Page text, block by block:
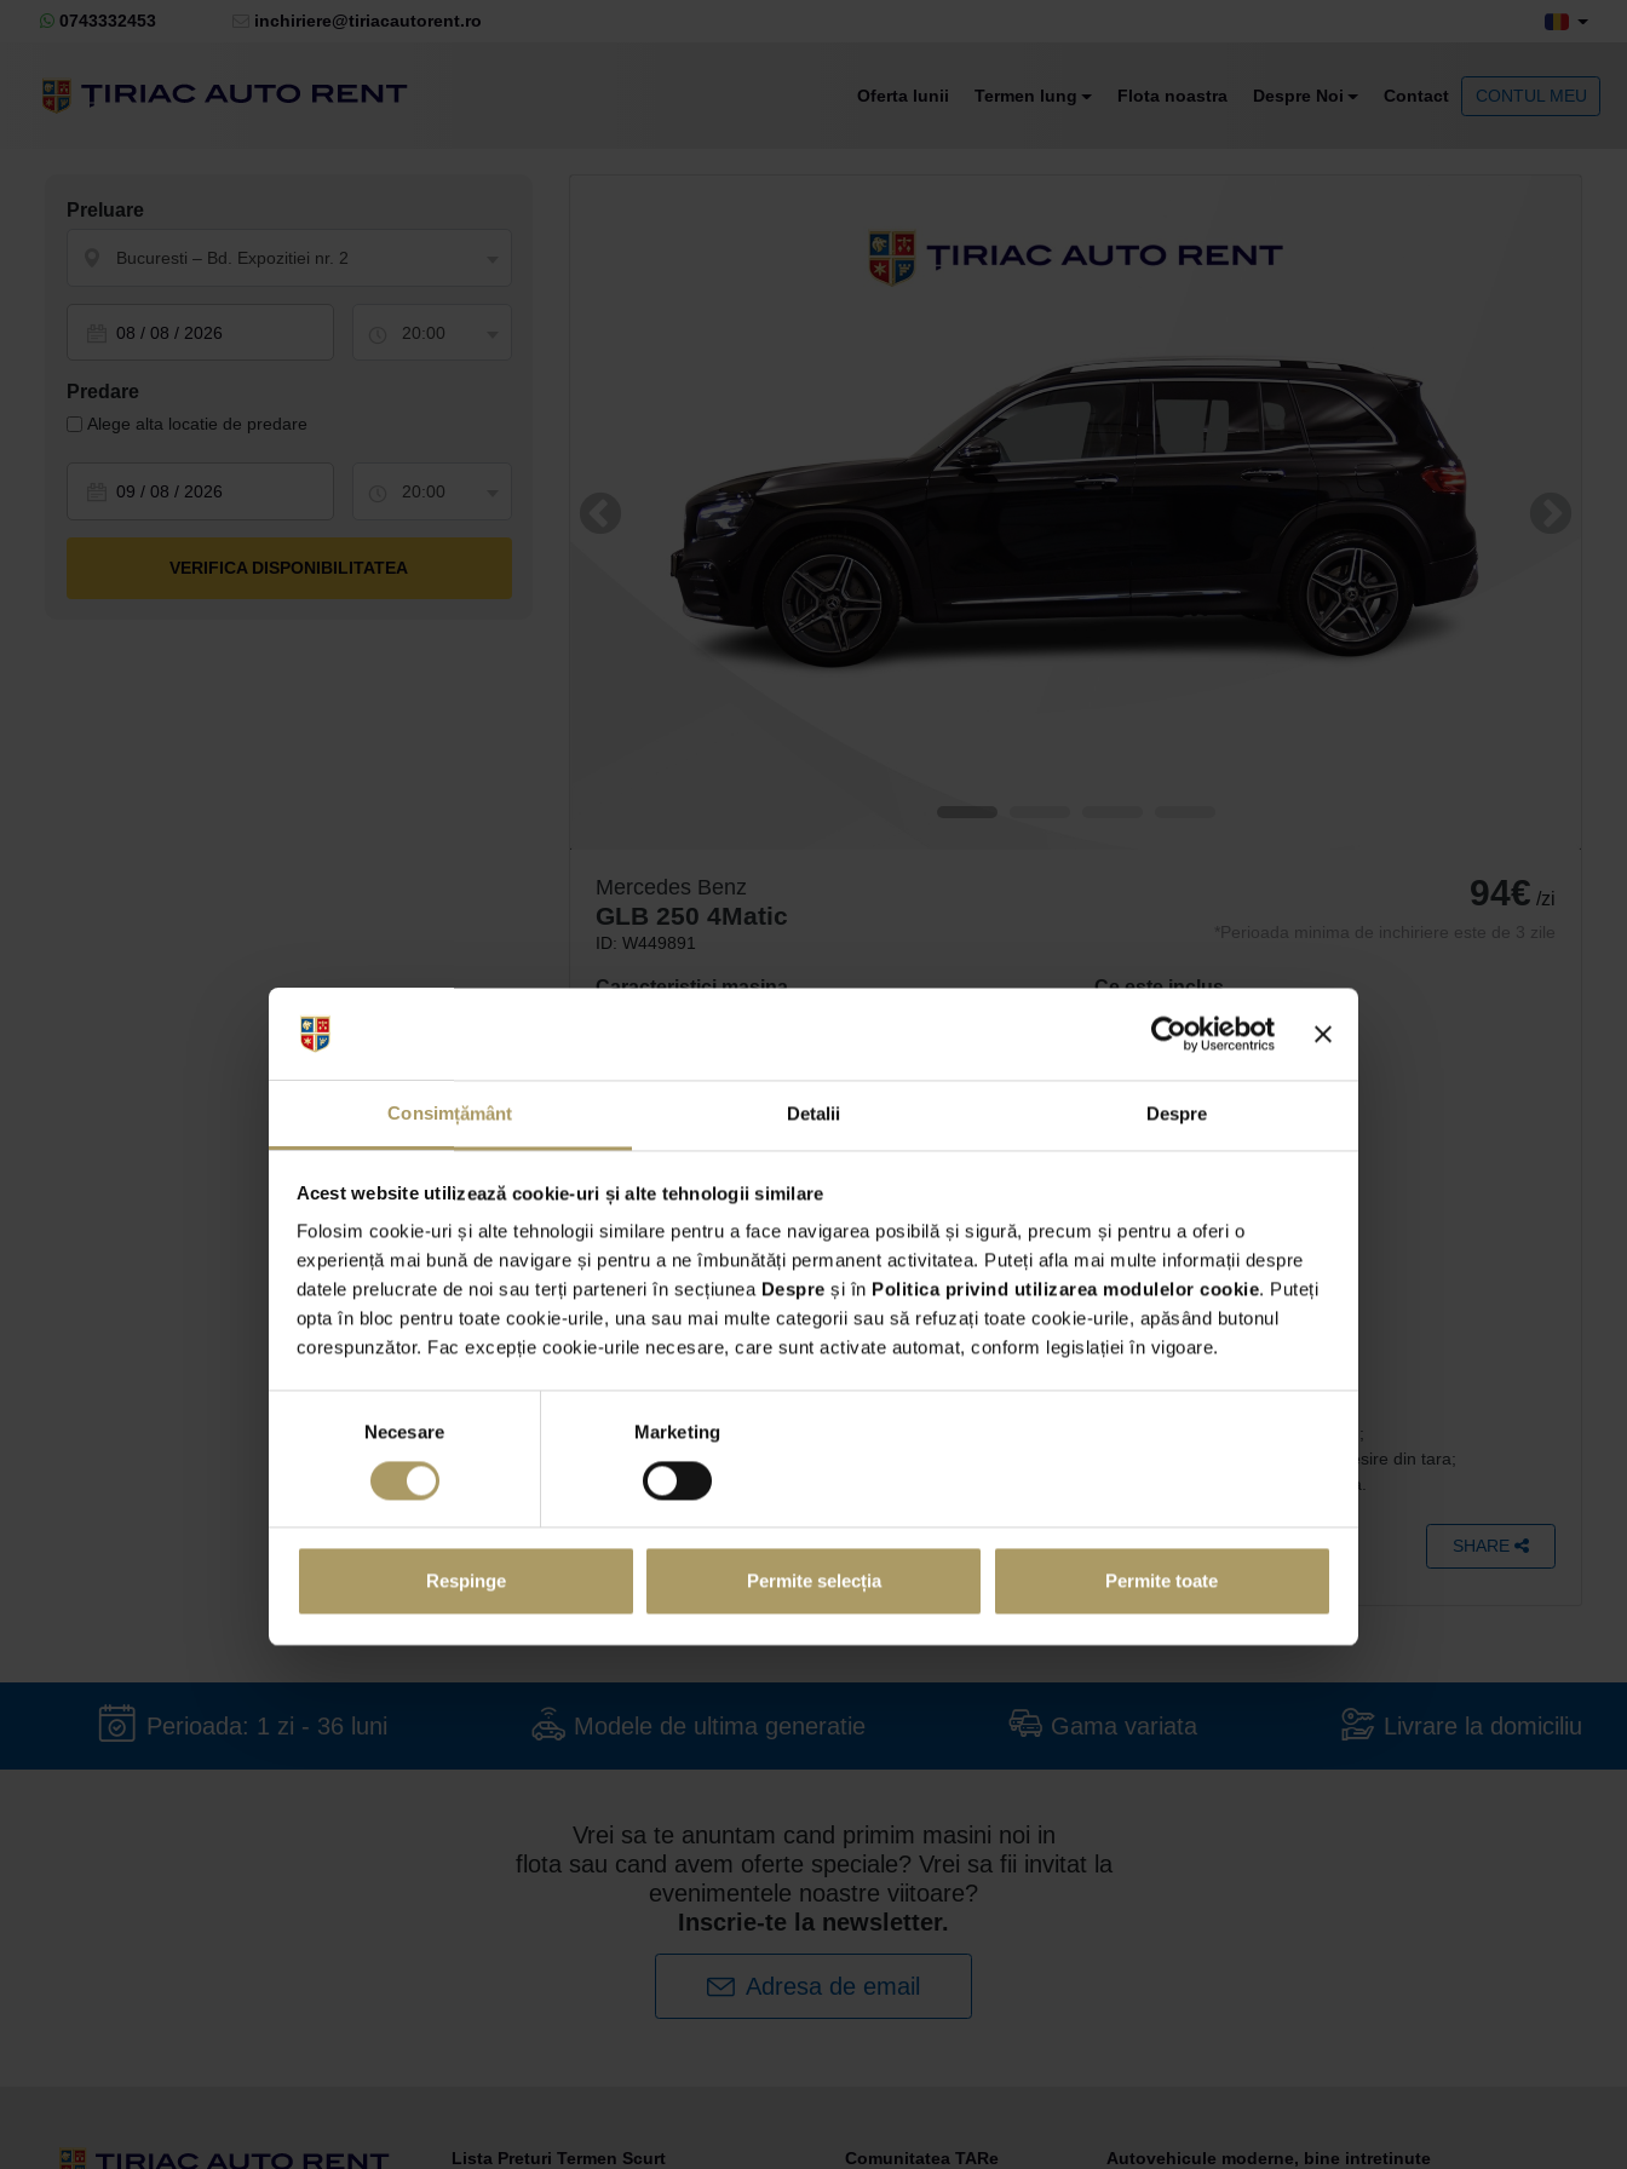
Consimțământ Detalii Despre
Acest website utilizează cookie-uri și alte tehnologii similare
Folosim cookie-uri și alte tehnologii similare pentru a face navigarea posibilă și sigură, precum și pentru a oferi o
experiență mai bună de navigare și pentru a ne îmbunătăți permanent activitatea. Puteți afla mai multe informații despre
datele prelucrate de noi sau terți parteneri în secțiunea Despre și în Politica privind utilizarea modulelor cookie. Puteți
opta în bloc pentru toate cookie-urile, una sau mai multe categorii sau să refuzați toate cookie-urile, apăsând butonul
corespunzător. Fac excepție cookie-urile necesare, care sunt activate automat, conform legislației în vigoare.
consimțământului
Necesare Marketing
Respinge Permite selecția Permite toate
0743332453 inchiriere@tiriacautorent.ro
Oferta lunii Termen lung Flota noastra Despre Noi Contact CONTUL MEU
Mercedes Benz
GLB 250 4Matic
ID: W449891
94€ /zi
*Perioada minima de inchiriere este de 3 zile
Caracteristici masina
Automata 5 Locuri 221 CP
Ce este inclus
Asigurare AUTO
Asistenta rutiera
Anvelope de iarna
Mentenanta completa
Conditii generale
Tarifele sunt exprimate in EUR si includ TVA;
Curs facturare BNR + 2%;
Numar de kilometri inclusi in contract -
conform tabel atasat;
LIMITĂ DE KILOMETRI PARCURȘI – ÎNCHIRIERI AUTO
Cost returnare pentru diferente nivel combustibil: 4 EUR / litru - TVA inclusa;
Oferta este valabila pentru utilizare EXCLUSIVA pe teritoriul Romaniei (monitorizare GPS inclusa);
Pentru parasirea teritoriului Romaniei este necesara emiterea anticipata a unei imputerniciri de iesire din tara;
Taxa Emitere imputernicire de iesire din tara (valabila doar pe teritoriul UE): 40 EUR - TVA inclusa.
Am citit si sunt de acord cu
termenii si conditiile
SHARE
Preluare
Bucuresti – Bd. Expozitiei nr. 2
20:00
Predare
Alege alta locatie de predare
20:00
VERIFICA DISPONIBILITATEA
Perioada: 1 zi - 36 luni Modele de ultima generatie Gama variata Livrare la domiciliu
Vrei sa te anuntam cand primim masini noi in
flota sau cand avem oferte speciale? Vrei sa fii invitat la
evenimentele noastre viitoare?
Inscrie-te la newsletter.
Adresa de email
Lista Preturi Termen Scurt Comunitatea TARe Autovehicule moderne, bine intretinute